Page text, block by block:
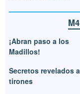
¡Abran paso a los
Madillos!
Secretos revelados a
tirones